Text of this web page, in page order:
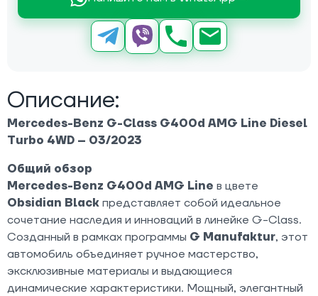
Описание:
Mercedes-Benz G-Class G400d AMG Line Diesel
Turbo 4WD – 03/2023
Общий обзор
Mercedes-Benz G400d AMG Line в цвете
Obsidian Black представляет собой идеальное
сочетание наследия и инноваций в линейке G-Class.
Созданный в рамках программы G Manufaktur, этот
автомобиль объединяет ручное мастерство,
эксклюзивные материалы и выдающиеся
динамические характеристики. Мощный, элегантный